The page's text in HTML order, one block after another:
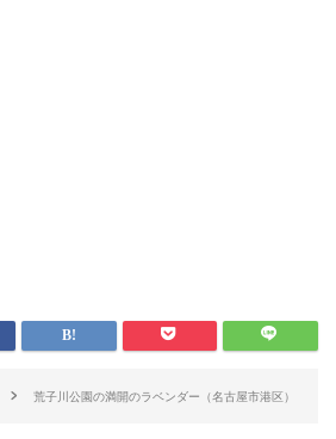
荒子川公園の満開のラベンダー（名古屋市港区）